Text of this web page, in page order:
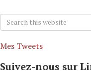
Search
for:
Mes Tweets
Suivez-nous sur